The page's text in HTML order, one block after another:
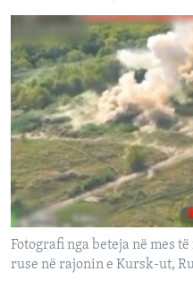
MJEDISI
KULTURË
SHKENCË DHE
SHËNDETËSI
INTERVISTA
DITARI
Gjuhët
Fotografi nga beteja në mes
ruse në rajonin e Kursk-ut,